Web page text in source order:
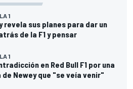
1
revela sus planes para dar un
de la F1 y pensar
1
en Red Bull F1 por una
de Newey que "se veía venir"